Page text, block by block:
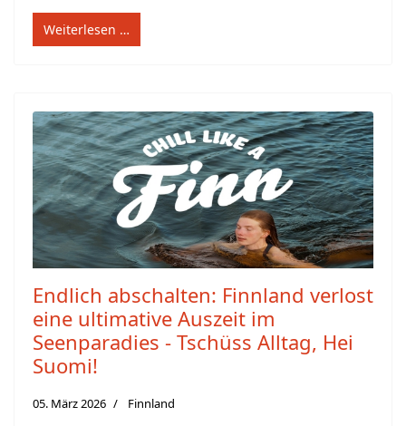
Weiterlesen …
Endlich abschalten: Finnland verlost
eine ultimative Auszeit im
Seenparadies - Tschüss Alltag, Hei
Suomi!
05. März 2026 Finnland